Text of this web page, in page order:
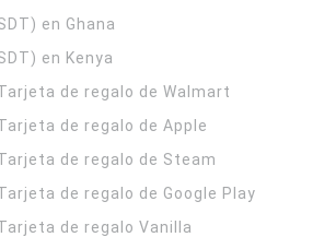
en Ghana
en Kenya
de regalo de Walmart
de regalo de Apple
de regalo de Steam
de regalo de Google Play
de regalo Vanilla